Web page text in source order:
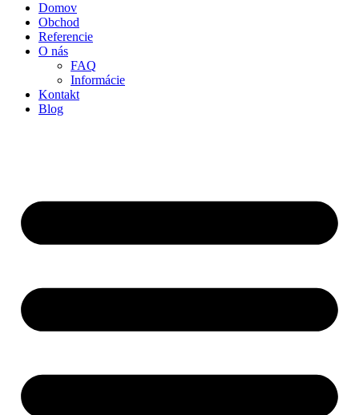
Domov
Obchod
Referencie
O nás
FAQ
Informácie
Kontakt
Blog